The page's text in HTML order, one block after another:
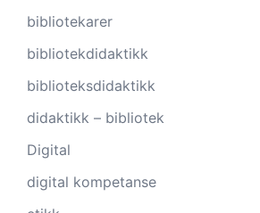
bibliotekarer
bibliotekdidaktikk
biblioteksdidaktikk
didaktikk – bibliotek
Digital
digital kompetanse